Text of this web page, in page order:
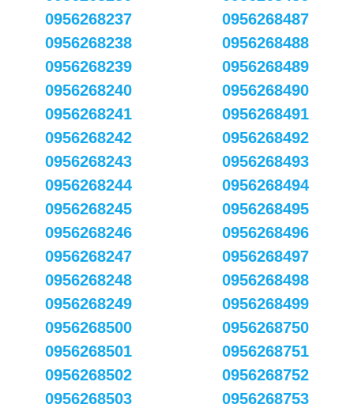
0956268237
0956268238
0956268239
0956268240
0956268241
0956268242
0956268243
0956268244
0956268245
0956268246
0956268247
0956268248
0956268249
0956268487
0956268488
0956268489
0956268490
0956268491
0956268492
0956268493
0956268494
0956268495
0956268496
0956268497
0956268498
0956268499
0956268500
0956268501
0956268502
0956268503
0956268750
0956268751
0956268752
0956268753